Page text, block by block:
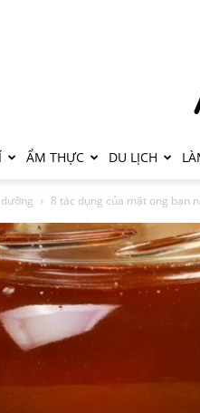
ẨM THỰC DU LỊCH
8 tác dụng của mật ong bạn